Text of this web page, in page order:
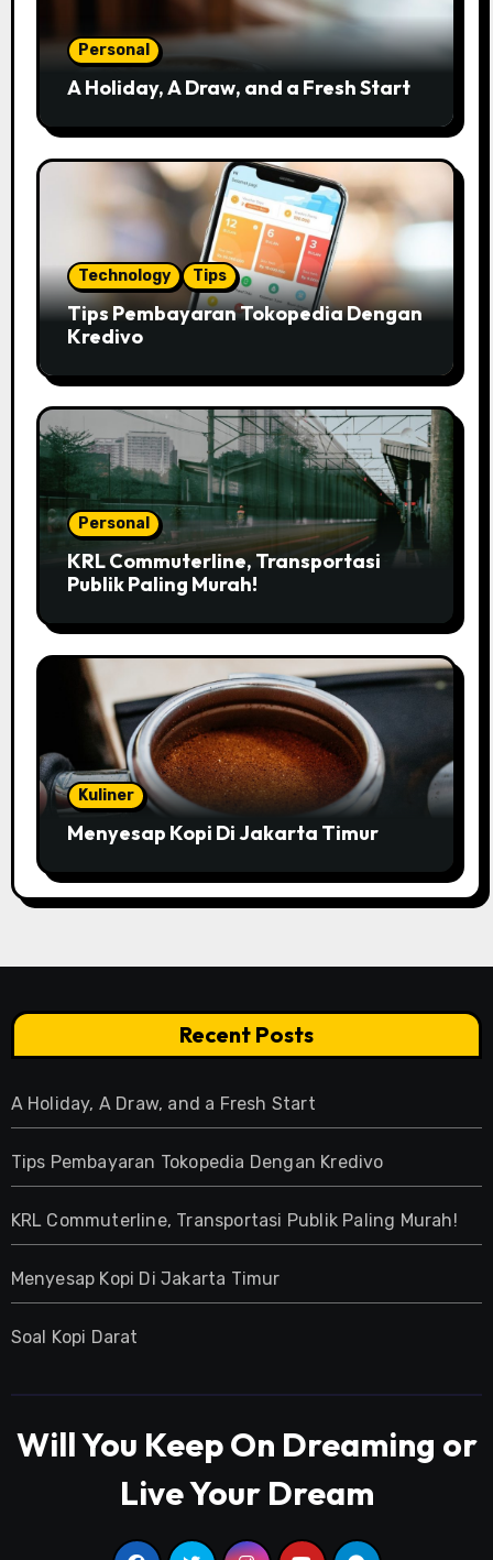
Personal
A Holiday, A Draw, and a Fresh Start
Technology Tips
Tips Pembayaran Tokopedia Dengan
Kredivo
Personal
KRL Commuterline, Transportasi
Publik Paling Murah!
Kuliner
Menyesap Kopi Di Jakarta Timur
Recent Posts
A Holiday, A Draw, and a Fresh Start
Tips Pembayaran Tokopedia Dengan Kredivo
KRL Commuterline, Transportasi Publik Paling Murah!
Menyesap Kopi Di Jakarta Timur
Soal Kopi Darat
Will You Keep On Dreaming or
Live Your Dream